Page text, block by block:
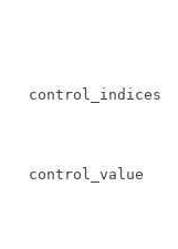
control_indices
control_value